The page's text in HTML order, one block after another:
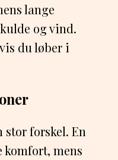
lange
og vind.
du løber i
stor forskel. En
mens